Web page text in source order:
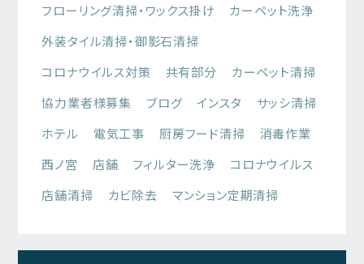
フローリング清掃・ワックス掛け
カーペット洗浄
外装タイル清掃・御影石清掃
コロナウイルス対策
共有部分
カーペット清掃
協力業者様募集
ブログ インスタ
サッシ清掃
ホテル
電気工事 厨房フード清掃
消毒作業
西ノ宮
店舗 フィルター洗浄
コロナウイルス
店舗清掃
カビ除去 マンション定期清掃